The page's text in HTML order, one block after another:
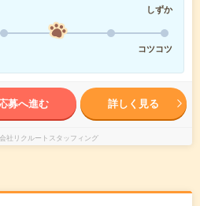
しずか
コツコツ
募へ進む 詳しく見る
社リクルートスタッフィング